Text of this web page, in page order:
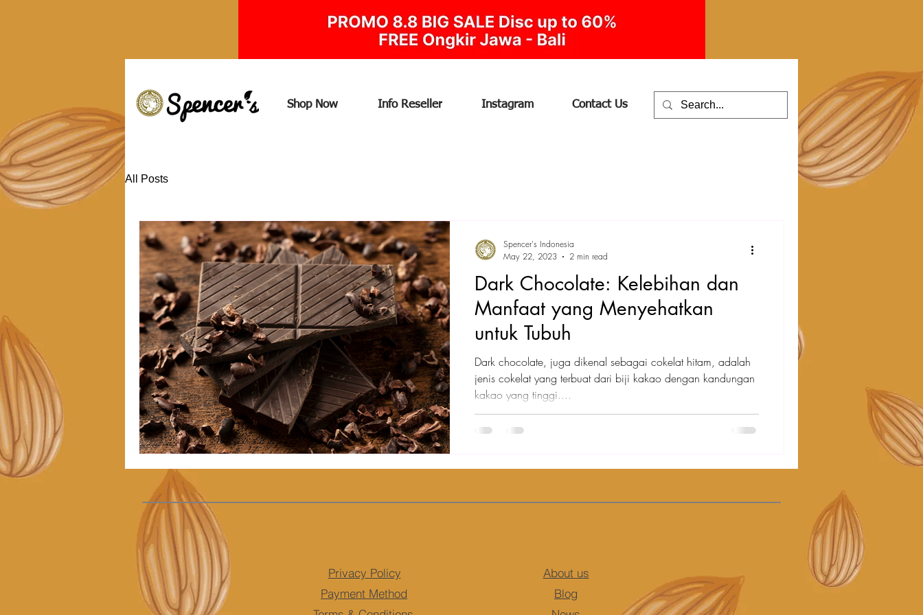
Shop Now Info Reseller Instagram Contact Us
All Posts
Dark Chocolate: Kelebihan dan
Manfaat yang Menyehatkan
untuk Tubuh
Dark chocolate, juga dikenal sebagai cokelat hitam, adalah
jenis cokelat yang terbuat dari biji kakao dengan kandungan
kakao yang tinggi....
Spencer's Indonesia
May 22, 2023
2 min read
Privacy Policy
Payment Method
About us
Blog